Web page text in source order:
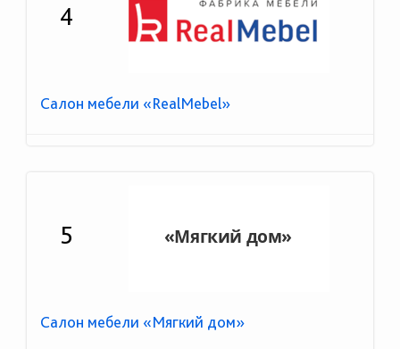
4
Салон мебели «RealMebel»
5
Салон мебели «Мягкий дом»